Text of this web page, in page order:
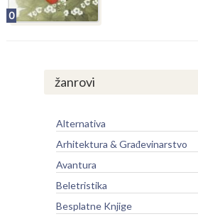
0
žanrovi
Alternativa
Arhitektura & Građevinarstvo
Avantura
Beletristika
Besplatne Knjige